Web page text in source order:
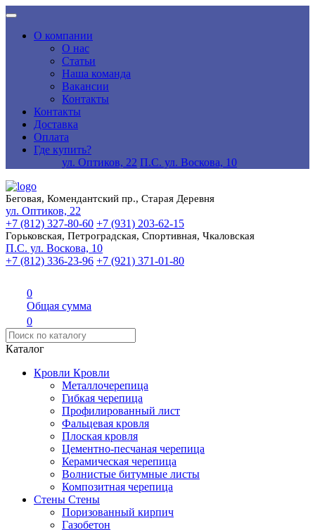
О компании
О нас
Статьи
Наша команда
Вакансии
Контакты
Контакты
Доставка
Оплата
Где купить?
ул. Оптиков, 22 П.С. ул. Воскова, 10
Беговая, Комендантский пр., Старая Деревня
ул. Оптиков, 22
+7 (812) 327-80-60 +7 (931) 203-62-15
Горьковская, Петроградская, Спортивная, Чкаловская
П.С. ул. Воскова, 10
+7 (812) 336-23-96 +7 (921) 371-01-80
0
Общая сумма
0
Каталог
Кровли Кровли
Металлочерепица
Гибкая черепица
Профилированный лист
Фальцевая кровля
Плоская кровля
Цементно-песчаная черепица
Керамическая черепица
Волнистые битумные листы
Композитная черепица
Стены Стены
Поризованный кирпич
Газобетон